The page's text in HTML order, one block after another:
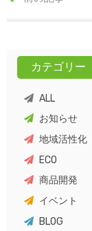
カテゴリー
ALL
お知らせ
地域活性化
ECO
商品開発
イベント
BLOG